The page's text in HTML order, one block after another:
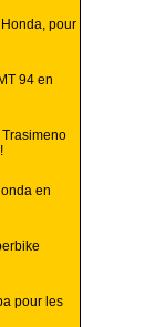
pour
94 en
en
pour les